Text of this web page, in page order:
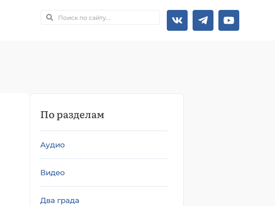
По разделам
Аудио
Видео
Два града